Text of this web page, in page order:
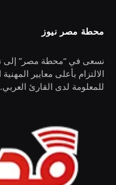
محطة مصر نيوز
نسعى في “محطة مصر” إلى
الالتزام بأعلى معايير
للمعلومة لدى القارئ العربي.